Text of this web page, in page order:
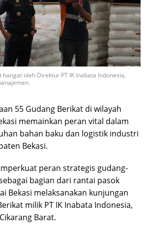
oleh Direktur PT IK Inabata Indonesia,
55 Gudang Berikat di wilayah
memainkan peran vital dalam
bahan baku dan logistik industri
Bekasi.
peran strategis gudang-
bagian dari rantai pasok
Bekasi melaksanakan kunjungan
milik PT IK Inabata Indonesia,
Barat.